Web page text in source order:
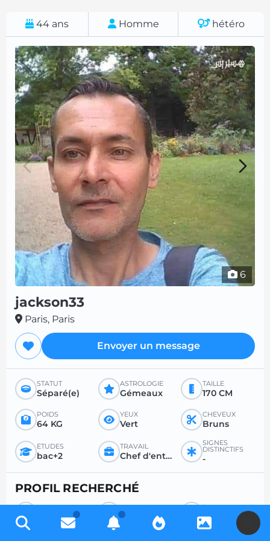
44 ans Homme hétéro
6
jackson33
Paris, Paris
Envoyer un message
STATUT
Séparé(e)
ASTROLOGIE
Gémeaux
TAILLE
170 CM
POIDS
64 KG
YEUX
Vert
CHEVEUX
Bruns
ÉTUDES
bac+2
TRAVAIL
Chef d'entreprise
SIGNES
DISTINCTIFS
-
PROFIL RECHERCHÉ
RECHERCHE
Femme
POUR
Sexe
ÂGE SOUHAITÉ
-